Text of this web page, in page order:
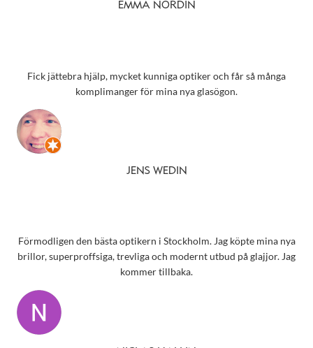
EMMA NORDIN
Fick jättebra hjälp, mycket kunniga optiker och får så många
komplimanger för mina nya glasögon.
JENS WEDIN
Förmodligen den bästa optikern i Stockholm. Jag köpte mina nya
brillor, superproffsiga, trevliga och modernt utbud på glajjor. Jag
kommer tillbaka.